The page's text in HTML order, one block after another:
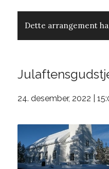
Dette arrangement
24. desember, 2022 |